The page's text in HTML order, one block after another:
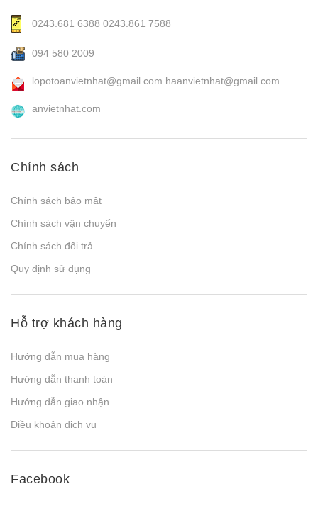
0243.681 6388 0243.861 7588
094 580 2009
lopotoanvietnhat@gmail.com haanvietnhat@gmail.com
anvietnhat.com
Chính sách
Chính sách bảo mật
Chính sách vận chuyển
Chính sách đổi trả
Quy định sử dụng
Hỗ trợ khách hàng
Hướng dẫn mua hàng
Hướng dẫn thanh toán
Hướng dẫn giao nhận
Điều khoản dịch vụ
Facebook